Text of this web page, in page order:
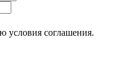
условия соглашения.